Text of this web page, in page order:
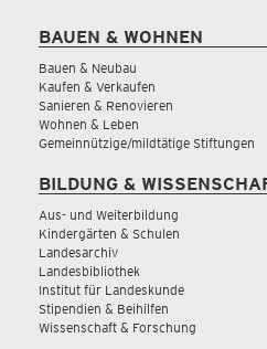
BAUEN & WOHNEN
Bauen & Neubau
Kaufen & Verkaufen
Sanieren & Renovieren
Wohnen & Leben
Gemeinnützige/mildtätige Stiftungen
BILDUNG &
Aus- und Weiterbildung
Kindergärten & Schulen
Landesarchiv
Landesbibliothek
Institut für Landeskunde
Stipendien & Beihilfen
Wissenschaft & Forschung